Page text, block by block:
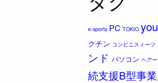
e-sports PC TOKIO
クチン コンビニスィーツ
ンド パソコン ヘア
続支援B型事